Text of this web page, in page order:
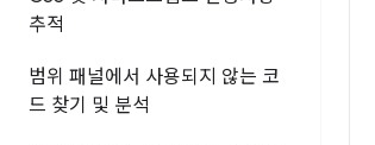
추적
범위 패널에서 사용되지 않는 코
드 찾기 및 분석